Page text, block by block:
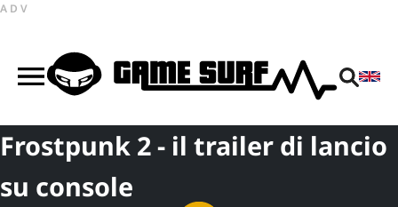
ADV
Frostpunk 2 - il trailer di lancio
su console